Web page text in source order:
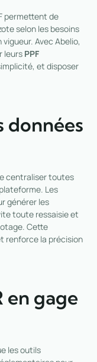
permettent de
selon les besoins
Avec Abelio,
leurs PPF
et disposer
données
centraliser toutes
Les
générer les
toute ressaisie et
Cette
renforce la précision
en gage
les outils